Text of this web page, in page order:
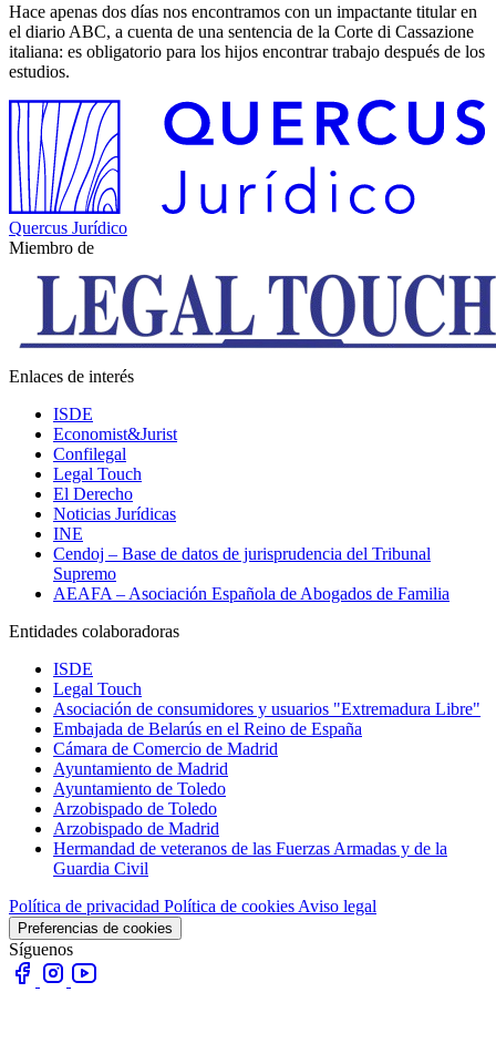
Hace apenas dos días nos encontramos con un impactante titular en
el diario ABC, a cuenta de una sentencia de la Corte di Cassazione
italiana: es obligatorio para los hijos encontrar trabajo después de los
estudios.
Quercus Jurídico
Miembro de
Enlaces de interés
ISDE
Economist&Jurist
Confilegal
Legal Touch
El Derecho
Noticias Jurídicas
INE
Cendoj – Base de datos de jurisprudencia del Tribunal
Supremo
AEAFA – Asociación Española de Abogados de Familia
Entidades colaboradoras
ISDE
Legal Touch
Asociación de consumidores y usuarios "Extremadura Libre"
Embajada de Belarús en el Reino de España
Cámara de Comercio de Madrid
Ayuntamiento de Madrid
Ayuntamiento de Toledo
Arzobispado de Toledo
Arzobispado de Madrid
Hermandad de veteranos de las Fuerzas Armadas y de la
Guardia Civil
Política de privacidad Política de cookies Aviso legal
Preferencias de cookies
Síguenos